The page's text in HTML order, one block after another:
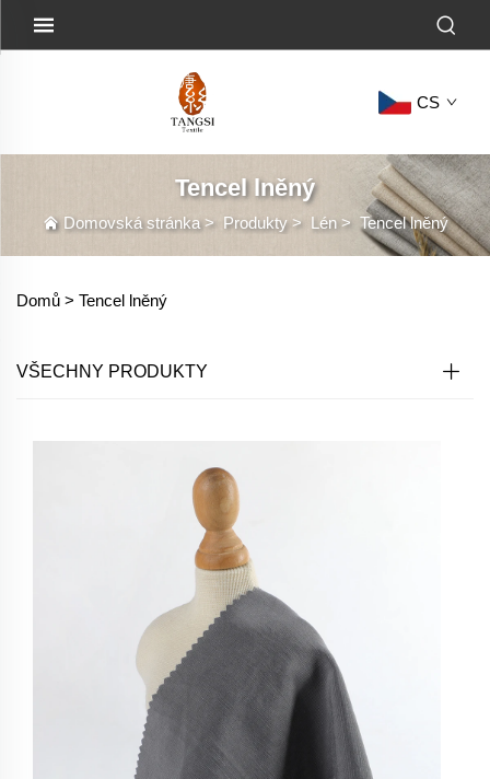
CS
Tencel lněný
Domovská stránka> Produkty> Lén> Tencel lněný
Domů > Tencel lněný
VŠECHNY PRODUKTY